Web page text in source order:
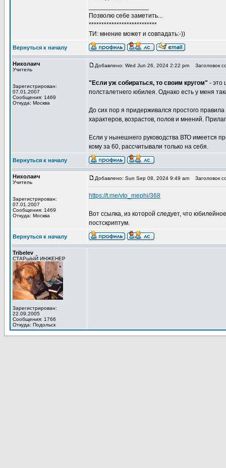
Позволю себе заметить...
***************************
ТИ: мнение может и совпадать:-))
Вернуться к началу
Николаич
Учитель
Зарегистрирован:
07.01.2007
Сообщения: 1469
Откуда: Москва
Добавлено: Wed Jun 26, 2024 2:22 pm Заголовок
"Если уж собираться, то своим кругом" - это
полсталетнего юбилея. Однако есть у меня
До сих пор я придерживался простого
характеров, возрастов, полов и мнений.
Если у нынешнего руководства ВТО имеется
кому за 60, рассчитывали только на себя.
Вернуться к началу
Николаич
Учитель
Зарегистрирован:
07.01.2007
Сообщения: 1469
Откуда: Москва
Добавлено: Sun Sep 08, 2024 9:49 am Заголовок
https://t.me/vto_mephi/368
Вот ссылка, из которой следует, что
постскриптум.
Вернуться к началу
Tribelev
СТАРшЫЙ ИНЖЕНЕР
Зарегистрирован:
22.09.2005
Сообщения: 1766
Откуда: Подольск